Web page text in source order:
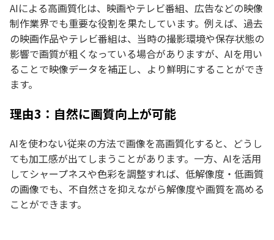
AIによる高画質化は、映画やテレビ番組、広告などの映像
制作業界でも重要な役割を果たしています。例えば、過去
の映画作品やテレビ番組は、当時の撮影環境や保存状態の
影響で画質が粗くなっている場合がありますが、AIを用い
ることで映像データを補正し、より鮮明にすることができ
ます。
理由3：自然に画質向上が可能
AIを使わない従来の方法で画像を高画質化すると、どうし
ても加工感が出てしまうことがあります。一方、AIを活用
してシャープネスや色彩を調整すれば、低解像度・低画質
の画像でも、不自然さを抑えながら解像度や画質を高める
ことができます。